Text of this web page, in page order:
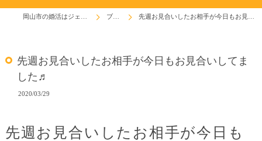
ブログ 先週お見合いしたお相手が今日もお見合いしてました♬
先週お見合いしたお相手が今日もお見合いしてま
した♬
2020/03/29
先週お見合いしたお相手が今日も